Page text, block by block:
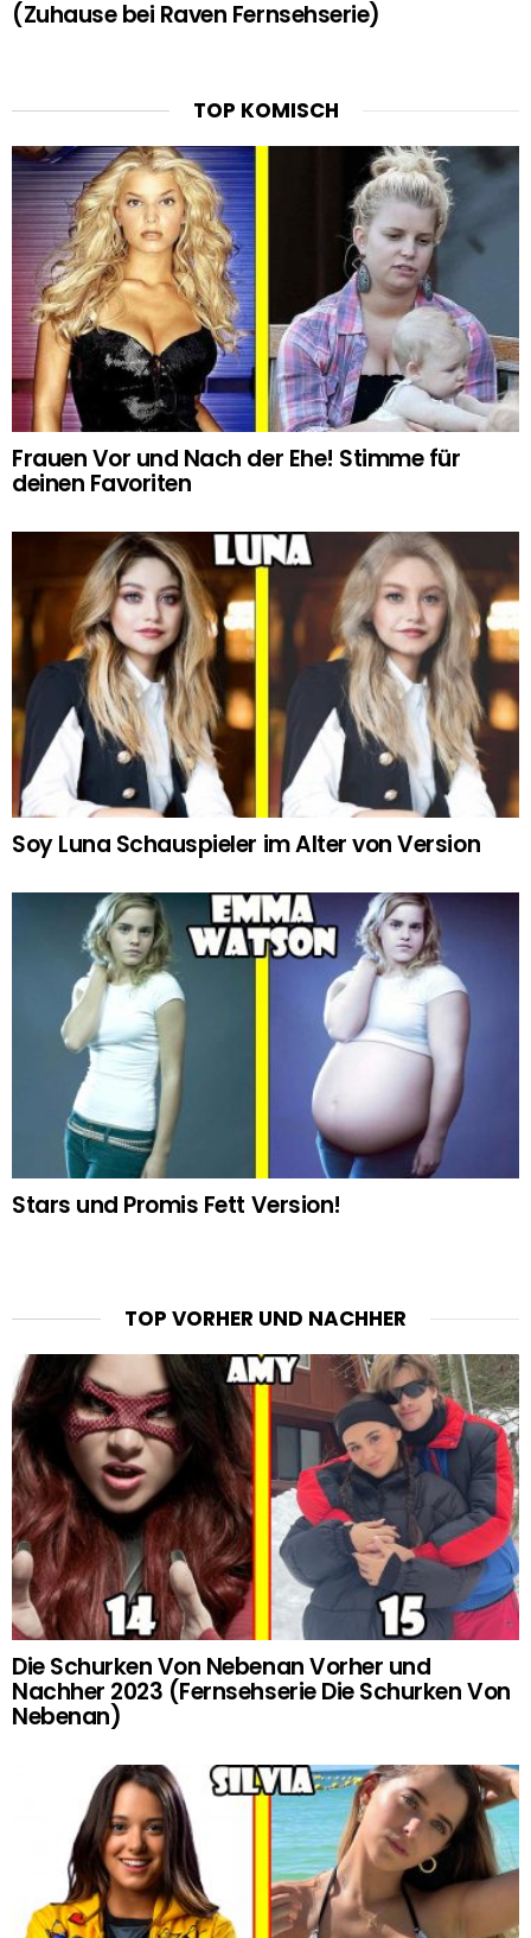
(Zuhause bei Raven Fernsehserie)
TOP KOMISCH
Frauen Vor und Nach der Ehe! Stimme für
deinen Favoriten
Soy Luna Schauspieler im Alter von Version
Stars und Promis Fett Version!
TOP VORHER UND NACHHER
Die Schurken Von Nebenan Vorher und
Nachher 2023 (Fernsehserie Die Schurken Von
Nebenan)